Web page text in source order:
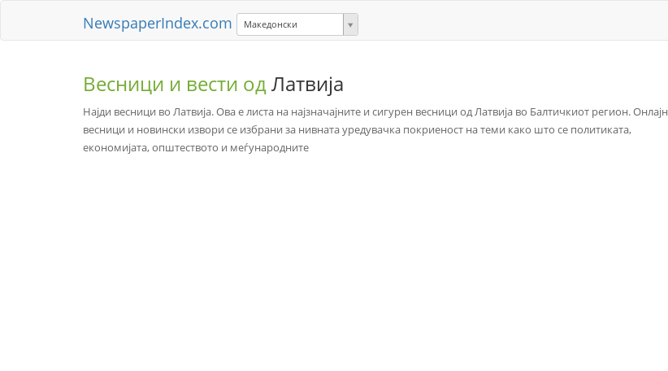
NewspaperIndex.com Македонски
Весници и вести одЛатвија
Најди весници во Латвија. Ова е листа на најзначајните и сигурен весници од Латвија во Балтичкиот регион. Онлајн
весници и новински извори се избрани за нивната уредувачка покриеност на теми како што се политиката,
економијата, општеството и меѓународните